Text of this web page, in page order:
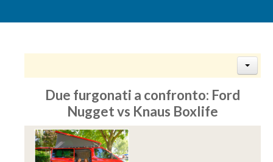
Due furgonati a confronto: Ford
Nugget vs Knaus Boxlife